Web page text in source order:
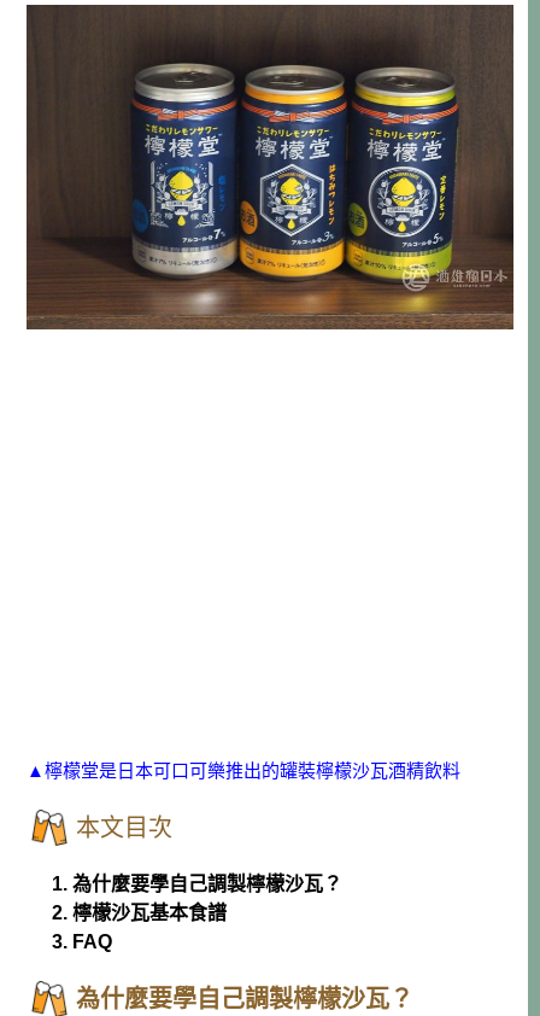
▲檸檬堂是日本可口可樂推出的罐裝檸檬沙瓦酒精飲料
本文目次
1. 為什麼要學自己調製檸檬沙瓦？
2. 檸檬沙瓦基本食譜
3. FAQ
為什麼要學自己調製檸檬沙瓦？